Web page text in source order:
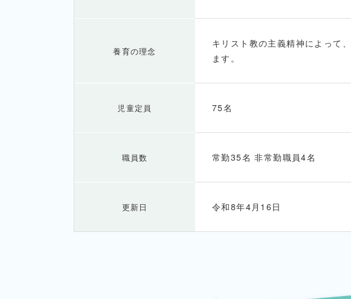
養育の理念
キリスト教の主義精神によって
ます。
児童定員 75名
職員数 常勤35名 非常勤職員4名
更新日 令和8年4月16日